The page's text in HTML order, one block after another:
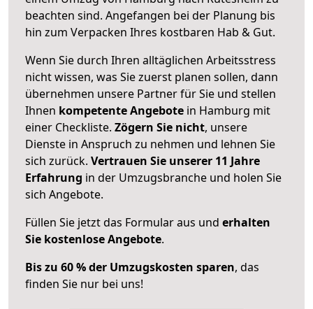
beachten sind. Angefangen bei der Planung bis
hin zum Verpacken Ihres kostbaren Hab & Gut.
Wenn Sie durch Ihren alltäglichen Arbeitsstress
nicht wissen, was Sie zuerst planen sollen, dann
übernehmen unsere Partner für Sie und stellen
Ihnen kompetente Angebote in Hamburg mit
einer Checkliste. Zögern Sie nicht, unsere
Dienste in Anspruch zu nehmen und lehnen Sie
sich zurück. Vertrauen Sie unserer 11 Jahre
Erfahrung in der Umzugsbranche und holen Sie
sich Angebote.
Füllen Sie jetzt das Formular aus und erhalten
Sie kostenlose Angebote.
Bis zu 60 % der Umzugskosten sparen, das
finden Sie nur bei uns!